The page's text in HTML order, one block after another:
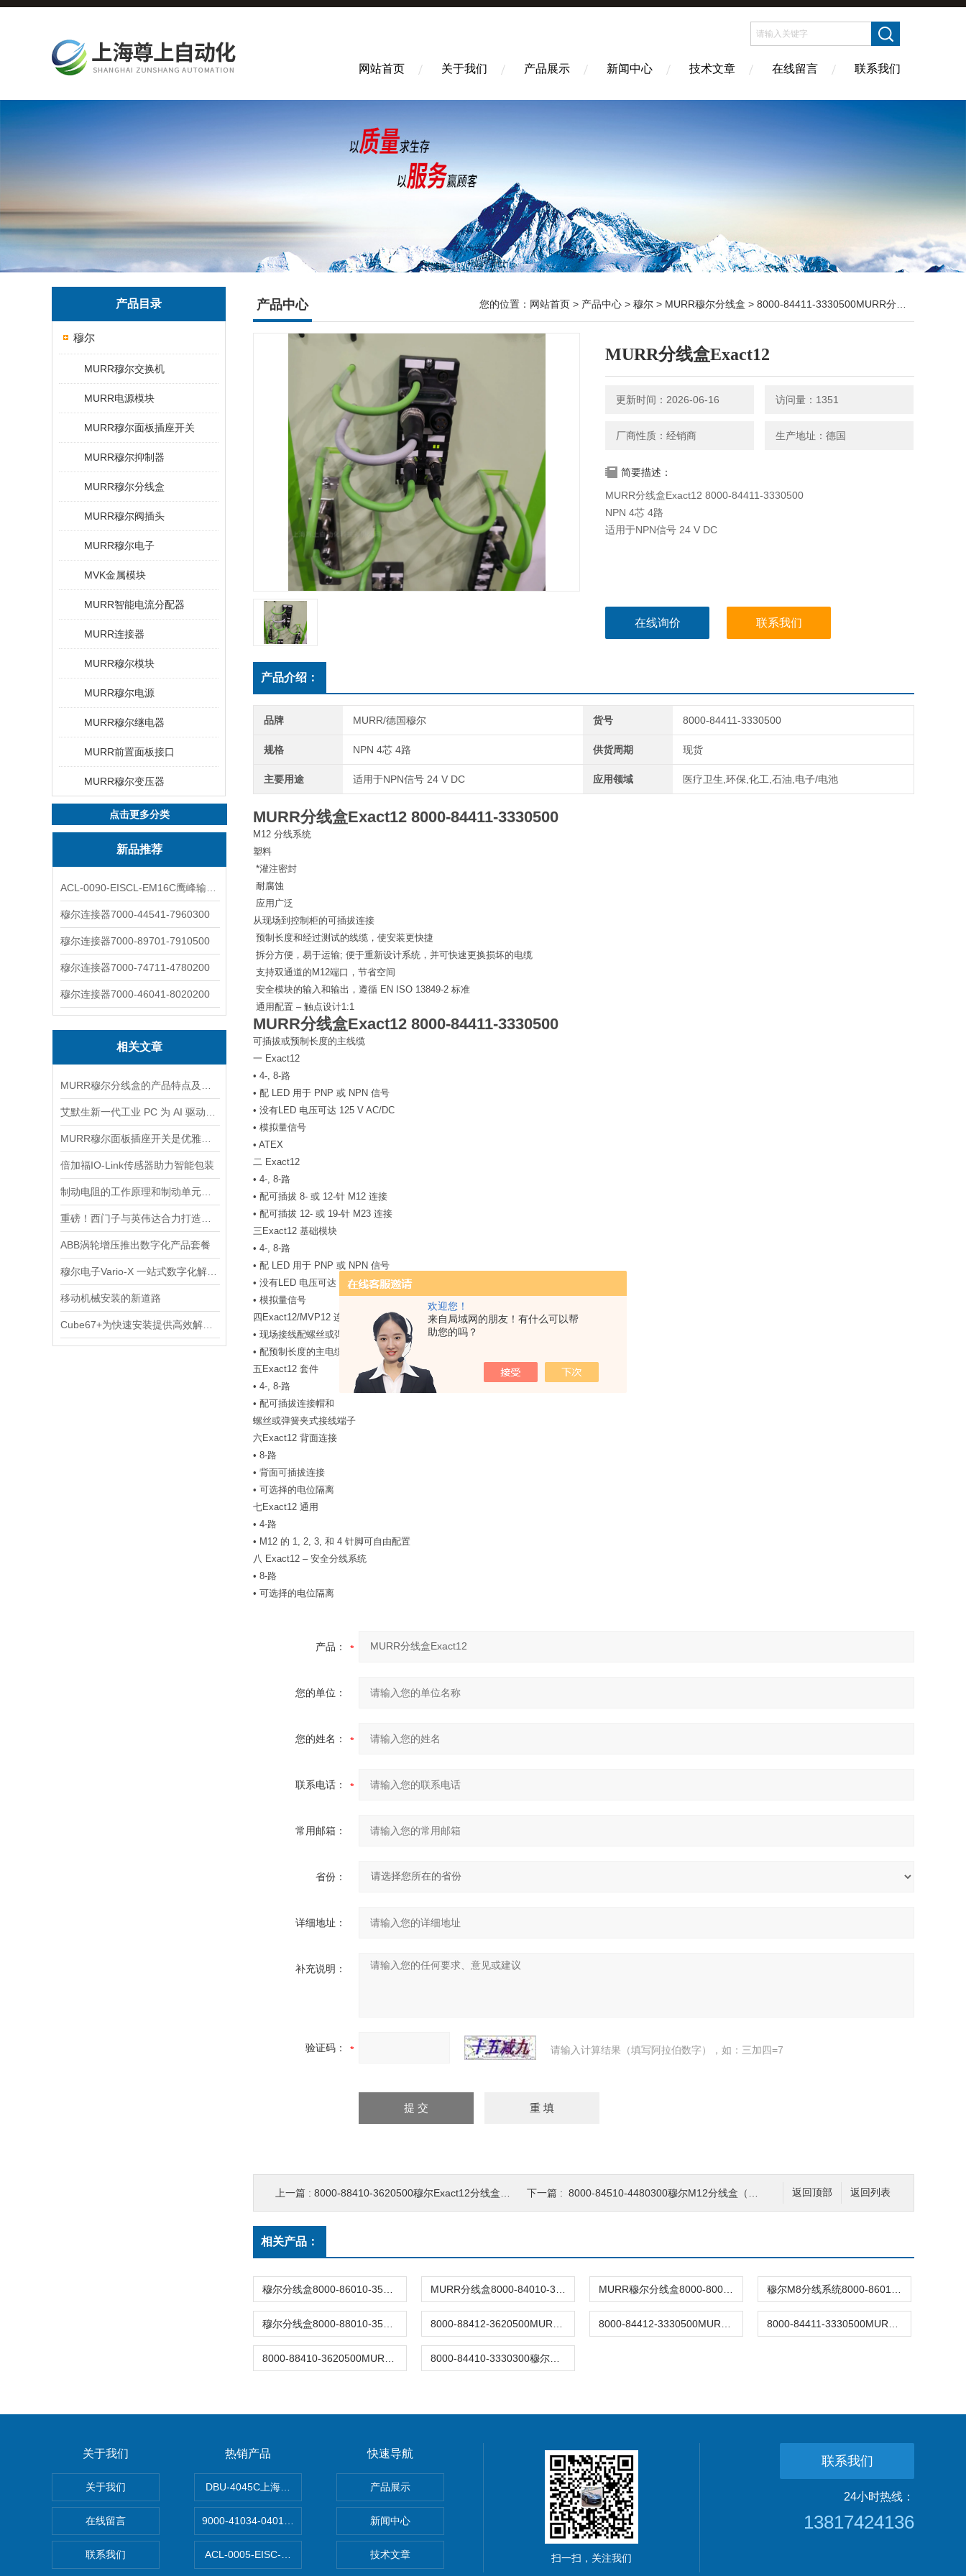
欢迎您！
来自局域网的朋友！有什么可以帮
助您的吗？
网站首页 关于我们 产品展示 新闻中心 技术文章 在线留言 联系我们
产品目录
穆尔
MURR穆尔交换机
MURR电源模块
MURR穆尔面板插座开关
MURR穆尔抑制器
MURR穆尔分线盒
MURR穆尔阀插头
MURR穆尔电子
MVK金属模块
MURR智能电流分配器
MURR连接器
MURR穆尔模块
MURR穆尔电源
MURR穆尔继电器
MURR前置面板接口
MURR穆尔变压器
点击更多分类
新品推荐
穆尔连接器7000-44541-7960300
穆尔连接器7000-89701-7910500
穆尔连接器7000-74711-4780200
穆尔连接器7000-46041-8020200
相关文章
倍加福IO-Link传感器助力智能包装
ABB涡轮增压推出数字化产品套餐
移动机械安装的新道路
产品中心 您的位置： 网站首页 > 产品中心 > 穆尔 > MURR穆尔分线盒 > 8000-84411-3330500MURR分线盒Exact12
MURR分线盒Exact12
更新时间：2026-06-16 访问量：1351
厂商性质：经销商 生产地址：德国
简要描述：
MURR分线盒Exact12 8000-84411-3330500
NPN 4芯 4路
适用于NPN信号 24 V DC
在线询价 联系我们
产品介绍：
品牌 MURR/德国穆尔 货号 8000-84411-3330500
规格 NPN 4芯 4路 供货周期 现货
主要用途 适用于NPN信号 24 V DC 应用领域 医疗卫生,环保,化工,石油,电子/电池
MURR分线盒Exact12 8000-84411-3330500
M12 分线系统
塑料
 *灌注密封
 耐腐蚀
 应用广泛
从现场到控制柜的可插拔连接
 预制长度和经过测试的线缆，使安装更快捷
 拆分方便，易于运输; 便于重新设计系统，并可快速更换损坏的电缆
 支持双通道的M12端口，节省空间
 安全模块的输入和输出，遵循 EN ISO 13849-2 标准
 通用配置 – 触点设计1:1
MURR分线盒Exact12 8000-84411-3330500
可插拔或预制长度的主线缆
一 Exact12
• 4-, 8-路
• 配 LED 用于 PNP 或 NPN 信号
• 没有LED 电压可达 125 V AC/DC
• 模拟量信号
• ATEX
二 Exact12
• 4-, 8-路
• 配可插拔 8- 或 12-针 M12 连接
• 配可插拔 12- 或 19-针 M23 连接
三Exact12 基础模块
• 4-, 8-路
• 配 LED 用于 PNP 或 NPN 信号
• 没有LED 电压可达 125 V AC/DC
• 模拟量信号
四Exact12/MVP12 连接帽
• 现场接线配螺丝或弹簧夹式接线端子
• 配预制长度的主电缆和螺钉插头端子
五Exact12 套件
• 4-, 8-路
• 配可插拔连接帽和
螺丝或弹簧夹式接线端子
六Exact12 背面连接
• 8-路
• 背面可插拔连接
• 可选择的电位隔离
七Exact12 通用
• 4-路
• M12 的 1, 2, 3, 和 4 针脚可自由配置
八 Exact12 – 安全分线系统
• 8-路
• 可选择的电位隔离
产品：
您的单位：
您的姓名：
联系电话：
常用邮箱：
省份：
详细地址：
补充说明：
验证码： 请输入计算结果（填写阿拉伯数字），如：三加四=7
返回列表
返回顶部
上一篇 : 8000-88410-3620500穆尔Exact12分线盒（塑料） 下一篇 : 8000-84510-4480300穆尔M12分线盒（塑料）
相关产品：
关于我们
关于我们
在线留言
联系我们
热销产品
DBU-4045C上海鹰峰制动单元
9000-41034-0401000穆尔MICO4.4智能电流分配器
ACL-0005-EISC-E2M8C上海鹰峰电抗器
快速导航
产品展示
新闻中心
技术文章 扫一扫，关注我们
联系我们
24小时热线：
13817424136